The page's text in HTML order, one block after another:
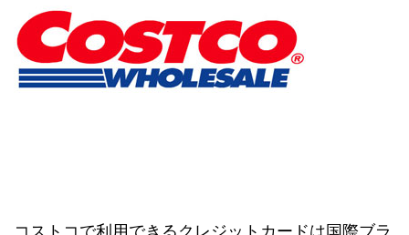
コストコで利用できるクレジットカードは国際ブラ